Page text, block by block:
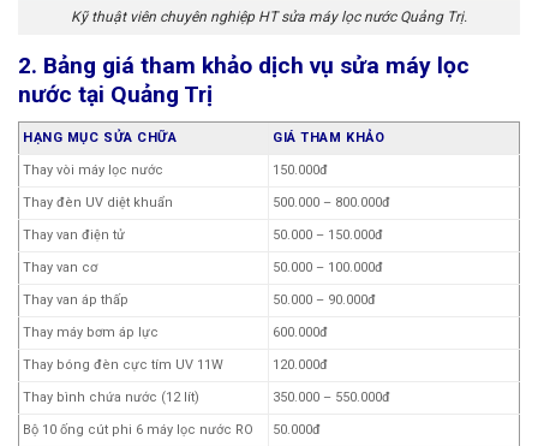
Kỹ thuật viên chuyên nghiệp HT sửa máy lọc nước Quảng Trị.
2. Bảng giá tham khảo dịch vụ sửa máy lọc
nước tại Quảng Trị
HẠNG MỤC SỬA CHỮA GIÁ THAM KHẢO
Thay vòi máy lọc nước 150.000đ
Thay đèn UV diệt khuẩn 500.000 – 800.000đ
Thay van điện tử 50.000 – 150.000đ
Thay van cơ 50.000 – 100.000đ
Thay van áp thấp 50.000 – 90.000đ
Thay máy bơm áp lực 600.000đ
Thay bóng đèn cực tím UV 11W 120.000đ
Thay bình chứa nước (12 lít) 350.000 – 550.000đ
Bộ 10 ống cút phi 6 máy lọc nước RO 50.000đ